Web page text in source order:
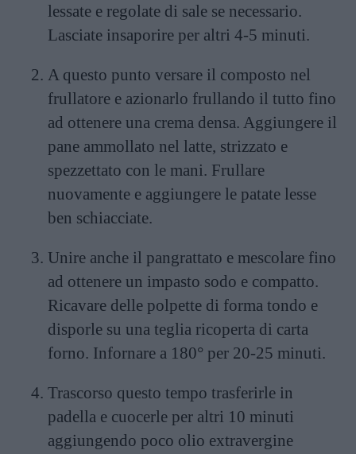
lessate e regolate di sale se necessario.
Lasciate insaporire per altri 4-5 minuti.
A questo punto versare il composto nel
frullatore e azionarlo frullando il tutto fino
ad ottenere una crema densa. Aggiungere il
pane ammollato nel latte, strizzato e
spezzettato con le mani. Frullare
nuovamente e aggiungere le patate lesse
ben schiacciate.
Unire anche il pangrattato e mescolare fino
ad ottenere un impasto sodo e compatto.
Ricavare delle polpette di forma tondo e
disporle su una teglia ricoperta di carta
forno. Infornare a 180° per 20-25 minuti.
Trascorso questo tempo trasferirle in
padella e cuocerle per altri 10 minuti
aggiungendo poco olio extravergine